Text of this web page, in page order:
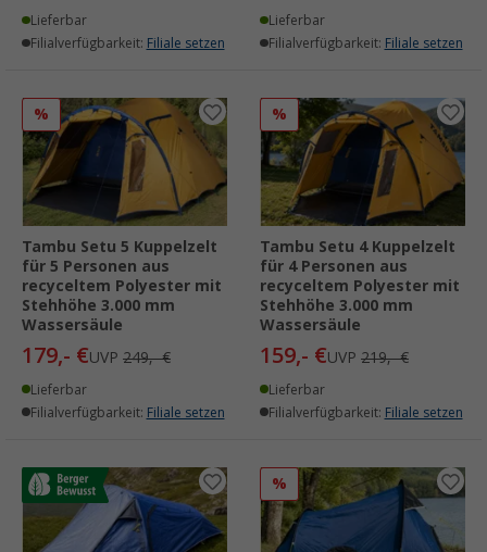
Lieferbar
Filialverfügbarkeit: Filiale setzen
Lieferbar
Filialverfügbarkeit: Filiale setzen
%
Tambu Setu 5 Kuppelzelt
für 5 Personen aus
recyceltem Polyester mit
Stehhöhe 3.000 mm
Wassersäule
179,- €UVP 249,- €
Lieferbar
Filialverfügbarkeit: Filiale setzen
%
Tambu Setu 4 Kuppelzelt
für 4 Personen aus
recyceltem Polyester mit
Stehhöhe 3.000 mm
Wassersäule
159,- €UVP 219,- €
Lieferbar
Filialverfügbarkeit: Filiale setzen
%